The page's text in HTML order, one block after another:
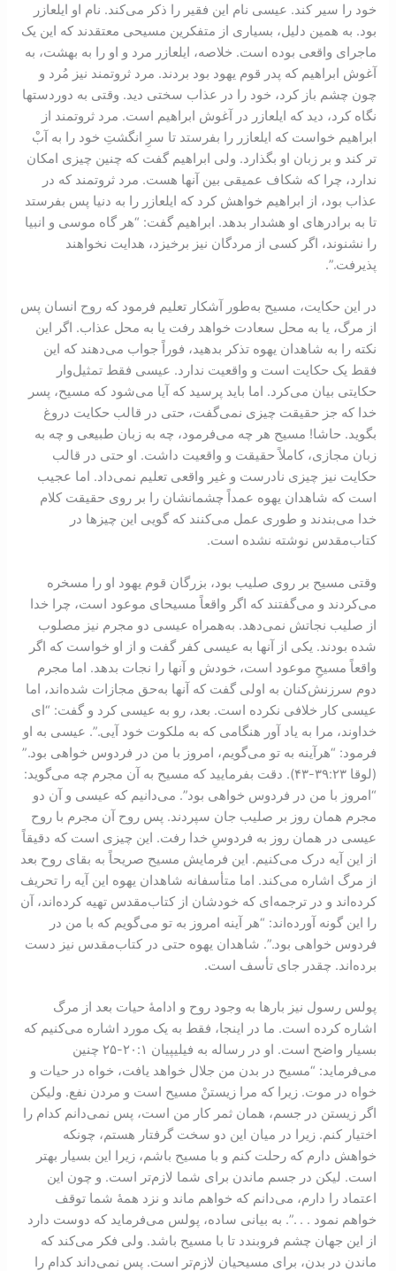
خود را سیر کند. عیسی نام این فقیر را ذکر می‌کند. نام او ایلعازر
بود. به همین دلیل، بسیاری از متفکرین مسیحی معتقدند که این یک
ماجرای واقعی بوده است. خلاصه، ایلعازر ‌مرد و او را به بهشت، به
آغوش ابراهیم که پدر قوم یهود بود بردند. مرد ثروتمند نیز مُرد و
چون چشم باز کرد، خود را در عذاب سختی دید. وقتی به دوردستها
نگاه کرد، دید که ایلعازر در آغوش ابراهیم است. مرد ثروتمند از
ابراهیم خواست که ایلعازر را بفرستد تا سرِ انگشتِ خود را به آبْ
تر کند و بر زبان او بگذارد. ولی ابراهیم گفت که چنین چیزی امکان
ندارد، چرا که شکاف عمیقی بین آنها هست. مرد ثروتمند که در
عذاب بود، از ابراهیم خواهش کرد که ایلعازر را به دنیا پس بفرستد
تا به برادرهای او هشدار بدهد. ابراهیم گفت: “هر گاه موسی و انبیا
را نشنوند، اگر کسی از مردگان نیز بر‌خیزد، هدایت نخواهند
پذیرفت.”.
در این حکایت، مسیح به‌طور آشکار تعلیم فرمود که روح انسان پس
از مرگ، یا به محل سعادت خواهد رفت یا به محل عذاب. اگر این
نکته را به شاهدان یهوه تذکر بدهید، فوراً جواب می‌دهند که این
فقط یک حکایت است و واقعیت ندارد. عیسی فقط تمثیل‌وار
حکایتی بیان می‌کرد. اما باید پرسید که آیا می‌شود که مسیح، پسر
خدا که جز حقیقت چیزی نمی‌گفت، حتی در قالب حکایت دروغ
بگوید. حاشا! مسیح هر چه می‌فرمود، چه به زبان طبیعی و چه به
زبان مجازی، کاملاً حقیقت و واقعیت داشت. او حتی در قالب
حکایت نیز چیزی نادرست و غیر واقعی تعلیم نمی‌داد. اما عجیب
است که شاهدان یهوه عمداً چشمانشان را بر روی حقیقت کلام
خدا می‌بندند و طوری عمل می‌کنند که گویی این چیزها در
کتاب‌مقدس نوشته نشده است.
وقتی مسیح بر روی صلیب بود، بزرگان قوم یهود او را مسخره
می‌کردند و می‌گفتند که اگر واقعاً مسیحای موعود است، چرا خدا
از صلیب نجاتش نمی‌دهد. به‌همراه عیسی دو مجرم نیز مصلوب
شده بودند. یکی از آنها به عیسی کفر گفت و از او خواست که اگر
واقعاً مسیحِ موعود است، خودش و آنها را نجات بدهد. اما مجرم
دوم سرزنش‌کنان به اولی گفت که آنها به‌حق مجازات شده‌اند، اما
عیسی کار خلافی نکرده است. بعد، رو به عیسی کرد و گفت: “ای
خداوند، مرا به یاد آور هنگامی که به ملکوت خود آیی.”. عیسی به او
فرمود: “هر‌آینه به تو می‌گویم، امروز با من در فردوس خواهی بود.”
(لوقا ۲۳:‏۳۹-‏۴۳). دقت بفرمایید که مسیح به آن مجرم چه می‌گوید:
“امروز با من در فردوس خواهی بود”. می‌دانیم که عیسی و آن دو
مجرم همان روز بر صلیب جان سپردند. پس روح آن مجرم با روح
عیسی در همان روز به فردوسِ خدا رفت. این چیزی‌ است که دقیقاً
از این آیه درک می‌کنیم. این فرمایش مسیح صریحاً به بقای روح بعد
از مرگ اشاره می‌کند. اما متأسفانه شاهدان یهوه این آیه را تحریف
کرده‌اند و در ترجمه‌ای که خودشان از کتاب‌مقدس تهیه کرده‌اند، آن
را این گونه آورده‌اند: “هر آینه امروز به تو می‌گویم که با من در
فردوس خواهی بود.”. شاهدان یهوه حتی در کتاب‌مقدس نیز دست
برده‌اند. چقدر جای تأسف است.
پولس رسول نیز بارها به وجود روح و ادامۀ حیات بعد از مرگ
اشاره کرده است. ما در اينجا، فقط به یک مورد اشاره می‌کنیم که
بسیار واضح است. او در رساله به فیلیپیان ۱:‏۲۰-‏۲۵ چنین
می‌فرماید: “مسیح در بدن من جلال خواهد یافت، خواه در حیات و
خواه در موت. زیرا که مرا زیستنْ مسیح است و مردن نفع. ولیکن
اگر زیستن در جسم، همان ثمر کار من است، پس نمی‌دانم کدام را
اختیار کنم. زیرا در میان این دو سخت گرفتار هستم، چونکه
خواهش دارم که رحلت کنم و با مسیح باشم، زیرا این بسیار بهتر
است. لیکن در جسم ماندن برای شما لازم‌تر است. و چون این
اعتماد را دارم، می‌دانم که خواهم ماند و نزد همۀ شما توقف
خواهم نمود . . .”. به بیانی ساده، پولس می‌فرماید که دوست دارد
از این جهان چشم فرو‌بندد تا با مسیح باشد. ولی فکر می‌کند که
ماندن در بدن، برای مسیحیان لازم‌تر است. پس نمی‌داند کدام را